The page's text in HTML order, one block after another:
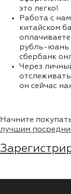
это легко!
Работа с
китайском
рубль-юань
сбербанк
Через
он сейчас
Начните
лучшим